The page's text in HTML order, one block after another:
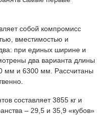
собой компромисс
вместимостью и
при единых ширине и
два варианта длины
мм и 6300 мм. Рассчитаны
составляет 3855 кг и
– 29,5 и 35,9 «кубов»